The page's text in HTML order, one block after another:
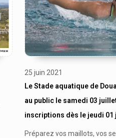
25 juin 2021
Le Stade aquatique de
au public le samedi 03
inscriptions dès le jeudi 01
Préparez vos maillots, vos